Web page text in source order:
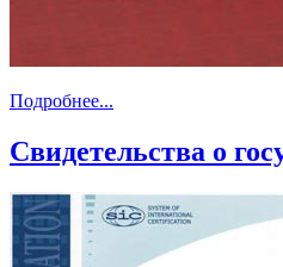
Подробнее...
Свидетельства о